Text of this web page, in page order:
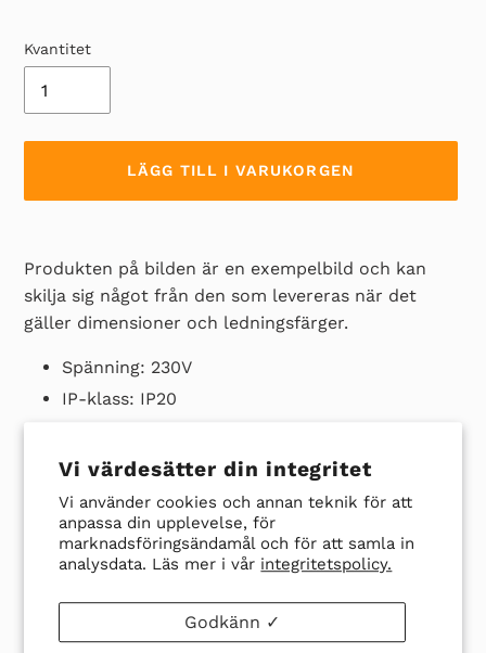
Vi värdesätter din integritet
Vi använder cookies och annan teknik för att
anpassa din upplevelse, för
marknadsföringsändamål och för att samla in
analysdata. Läs mer i vår integritetspolicy.
Godkänn ✓
Kvantitet
LÄGG TILL I VARUKORGEN
till
produkten
din
varukorg
Produkten på bilden är en exempelbild och kan
skilja sig något från den som levereras när det
gäller dimensioner och ledningsfärger.
Spänning: 230V
IP-klass: IP20
Ladda ner datablad här
TWITTRA TWITTRA